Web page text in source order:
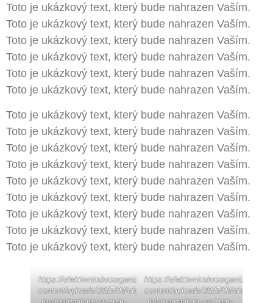
Toto je ukázkový text, který bude nahrazen Vaším.
Toto je ukázkový text, který bude nahrazen Vaším.
Toto je ukázkový text, který bude nahrazen Vaším.
Toto je ukázkový text, který bude nahrazen Vaším.
Toto je ukázkový text, který bude nahrazen Vaším.
Toto je ukázkový text, který bude nahrazen Vaším.
Toto je ukázkový text, který bude nahrazen Vaším.
Toto je ukázkový text, který bude nahrazen Vaším.
Toto je ukázkový text, který bude nahrazen Vaším.
Toto je ukázkový text, který bude nahrazen Vaším.
Toto je ukázkový text, který bude nahrazen Vaším.
Toto je ukázkový text, který bude nahrazen Vaším.
Toto je ukázkový text, který bude nahrazen Vaším.
Toto je ukázkový text, který bude nahrazen Vaším.
Toto je ukázkový text, který bude nahrazen Vaším.
https://efektivnimikroorganizmy.wwwai.cz/wp-
content/uploads/2025/08/efektivni-
https://
content/uploads/2025/08/efektivni-